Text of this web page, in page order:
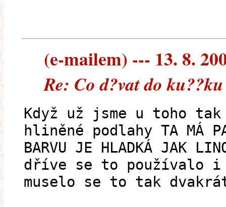
(e-mailem) --- 13. 8.
Re: Co d?vat do
Když už jsme u toho
hliněné podlahy TA MÁ
BARVU JE HLADKÁ JAK
dříve se to používalo i
muselo se to tak